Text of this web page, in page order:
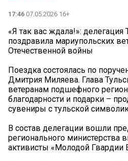
17:46 07.05.2026 16+
«Я так вас ждала!»: делегация
поздравила мариупольских
Отечественной войны
Поездка состоялась по
Дмитрия Миляева. Глава
ветеранам подшефного
благодарности и подарки –
сувениры с тульской
В состав делегации вошли
регионального министерства
активисты «Молодой Гвардии